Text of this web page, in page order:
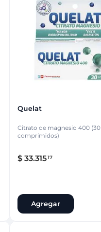
Quelat
Citrato de magnesio 400 (30
comprimidos)
$ 33.31517
Agregar